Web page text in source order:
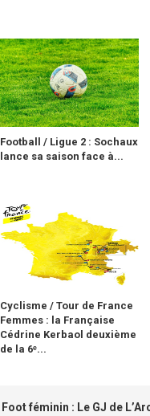
Football / Ligue 2 : Sochaux
lance sa saison face à...
Cyclisme / Tour de France
Femmes : la Française
Cédrine Kerbaol deuxième
de la 6ᵉ...
Foot féminin : Le GJ de